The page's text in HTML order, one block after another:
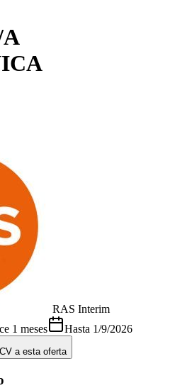
RAS Interim
1 meses Hasta 1/9/2026
a esta oferta